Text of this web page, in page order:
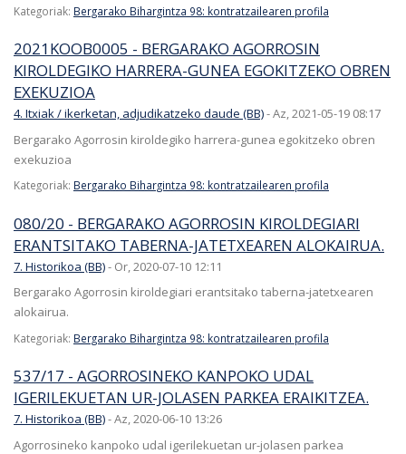
Kategoriak: Bergarako Bihargintza 98: kontratzailearen profila
2021KOOB0005 - BERGARAKO AGORROSIN
KIROLDEGIKO HARRERA-GUNEA EGOKITZEKO OBREN
EXEKUZIOA
4. Itxiak / ikerketan, adjudikatzeko daude (BB)-Az, 2021-05-19 08:17
Bergarako Agorrosin kiroldegiko harrera-gunea egokitzeko obren
exekuzioa
Kategoriak: Bergarako Bihargintza 98: kontratzailearen profila
080/20 - BERGARAKO AGORROSIN KIROLDEGIARI
ERANTSITAKO TABERNA-JATETXEAREN ALOKAIRUA.
7. Historikoa (BB)- Or, 2020-07-10 12:11
Bergarako Agorrosin kiroldegiari erantsitako taberna-jatetxearen
alokairua.
Kategoriak: Bergarako Bihargintza 98: kontratzailearen profila
537/17 - AGORROSINEKO KANPOKO UDAL
IGERILEKUETAN UR-JOLASEN PARKEA ERAIKITZEA.
7. Historikoa (BB)-Az, 2020-06-10 13:26
Agorrosineko kanpoko udal igerilekuetan ur-jolasen parkea